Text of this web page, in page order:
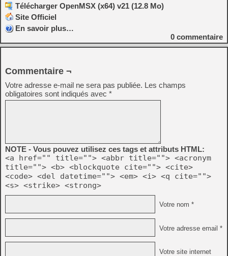
Télécharger OpenMSX (x64) v21 (12.8 Mo)
Site Officiel
En savoir plus…
0 commentaire
Commentaire ¬
Votre adresse e-mail ne sera pas publiée. Les champs
obligatoires sont indiqués avec *
NOTE - Vous pouvez utilisez ces tags et attributs HTML:
<a href="" title=""> <abbr title=""> <acronym
title=""> <b> <blockquote cite=""> <cite>
<code> <del datetime=""> <em> <i> <q cite="">
<s> <strike> <strong>
Votre nom *
Votre adresse email *
Votre site internet